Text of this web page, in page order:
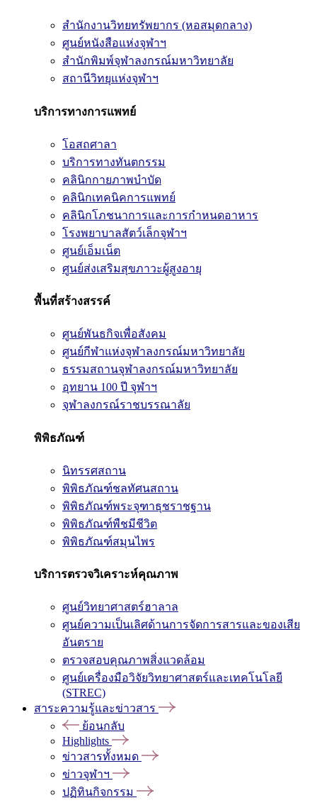
สำนักงานวิทยทรัพยากร (หอสมุดกลาง)
ศูนย์หนังสือแห่งจุฬาฯ
สำนักพิมพ์จุฬาลงกรณ์มหาวิทยาลัย
สถานีวิทยุแห่งจุฬาฯ
บริการทางการแพทย์
โอสถศาลา
บริการทางทันตกรรม
คลินิกกายภาพบำบัด
คลินิกเทคนิคการแพทย์
คลินิกโภชนาการและการกำหนดอาหาร
โรงพยาบาลสัตว์เล็กจุฬาฯ
ศูนย์เอ็มเน็ต
ศูนย์ส่งเสริมสุขภาวะผู้สูงอายุ
พื้นที่สร้างสรรค์
ศูนย์พันธกิจเพื่อสังคม
ศูนย์กีฬาแห่งจุฬาลงกรณ์มหาวิทยาลัย
ธรรมสถานจุฬาลงกรณ์มหาวิทยาลัย
อุทยาน 100 ปี จุฬาฯ
จุฬาลงกรณ์ราชบรรณาลัย
พิพิธภัณฑ์
นิทรรศสถาน
พิพิธภัณฑ์ชลทัศนสถาน
พิพิธภัณฑ์พระจุฑาธุชราชฐาน
พิพิธภัณฑ์พืชมีชีวิต
พิพิธภัณฑ์สมุนไพร
บริการตรวจวิเคราะห์คุณภาพ
ศูนย์วิทยาศาสตร์ฮาลาล
ศูนย์ความเป็นเลิศด้านการจัดการสารและของเสีย
อันตราย
ตรวจสอบคุณภาพสิ่งแวดล้อม
ศูนย์เครื่องมือวิจัยวิทยาศาสตร์และเทคโนโลยี
(STREC)
สาระความรู้และข่าวสาร
ย้อนกลับ
Highlights
ข่าวสารทั้งหมด
ข่าวจุฬาฯ
ปฏิทินกิจกรรม